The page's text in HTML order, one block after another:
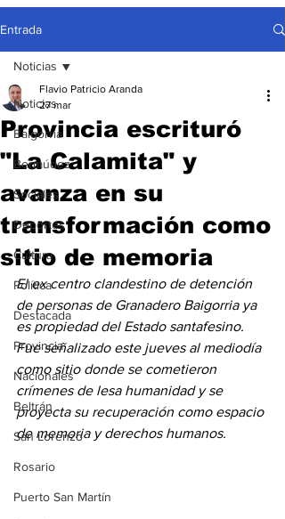
Entrada
Noticias
Baigorria
Bermúdez
Sociales
Deportes
Cultura
Política
Destacada
Provincia
Nacionales
Beltrán
San Lorenzo
Rosario
Puerto San Martín
Noticias
Provincia escrituró
"La Calamita" y
avanza en su
transformación como
sitio de memoria
Flavio Patricio Aranda
27 mar
El ex centro clandestino de detención
de personas de Granadero Baigorria ya
es propiedad del Estado santafesino.
Fue señalizado este jueves al mediodía
como sitio donde se cometieron
crímenes de lesa humanidad y se
proyecta su recuperación como espacio
de memoria y derechos humanos.